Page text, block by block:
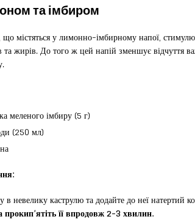
та імбиром
містяться у лимонно-імбирному напої,
та жирів. До того ж цей напій зменшує відчуття
меленого імбиру (5 г)
(250 мл)
в невелику каструлю та додайте до неї натертий
прокип’ятіть її впродовж 2-3 хвилин.